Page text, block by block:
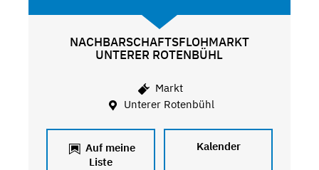
NACHBARSCHAFTSFLOHMARKT
UNTERER ROTENBÜHL
Markt
Unterer Rotenbühl
Auf meine
Liste
Kalender